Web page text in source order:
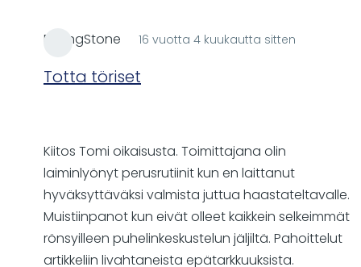
RollingStone 16 vuotta 4 kuukautta sitten
Totta töriset
Kiitos Tomi oikaisusta. Toimittajana olin
laiminlyönyt perusrutiinit kun en laittanut
hyväksyttäväksi valmista juttua haastateltavalle.
Muistiinpanot kun eivät olleet kaikkein selkeimmät
rönsyilleen puhelinkeskustelun jäljiltä. Pahoittelut
artikkeliin livahtaneista epätarkkuuksista.